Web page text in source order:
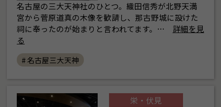
名古屋の三大天神社のひとつ。織田信秀が北野天満
宮から菅原道真の木像を歓請し、那古野城に設けた
祠に奉ったのが始まりと言われてます。…
詳細を見
る
# 名古屋三大天神
栄・伏見